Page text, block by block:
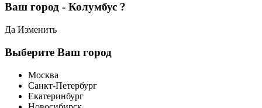
Ваш город - Колумбус ?
Да Изменить
Выберите Ваш город
Москва
Санкт-Петербург
Екатеринбург